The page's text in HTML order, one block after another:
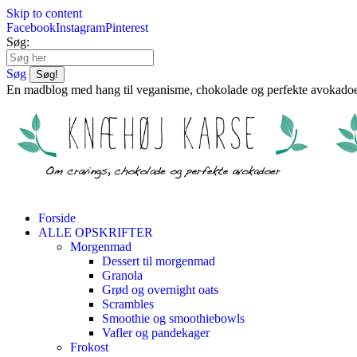
Skip to content
FacebookInstagramPinterest
Søg:
Søg
En madblog med hang til veganisme, chokolade og perfekte
Forside
ALLE OPSKRIFTER
Morgenmad
Dessert til morgenmad
Granola
Grød og overnight oats
Scrambles
Smoothie og smoothiebowls
Vafler og pandekager
Frokost